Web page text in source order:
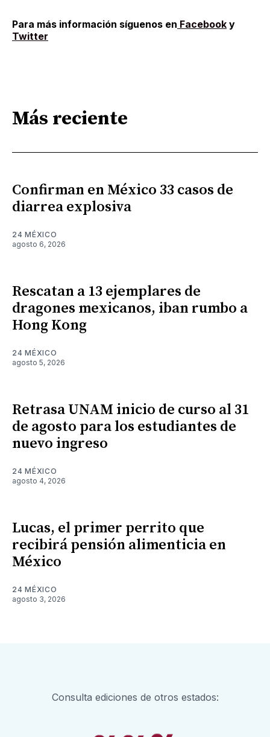
Para más información síguenos en Facebook y
Twitter
Más reciente
Confirman en México 33 casos de
diarrea explosiva
24 MÉXICO
agosto 6, 2026
Rescatan a 13 ejemplares de
dragones mexicanos, iban rumbo a
Hong Kong
24 MÉXICO
agosto 5, 2026
Retrasa UNAM inicio de curso al 31
de agosto para los estudiantes de
nuevo ingreso
24 MÉXICO
agosto 4, 2026
Lucas, el primer perrito que
recibirá pensión alimenticia en
México
24 MÉXICO
agosto 3, 2026
Consulta ediciones de otros estados: